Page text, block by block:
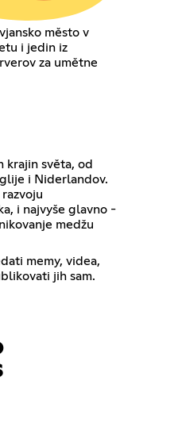
město v
i jedin iz
za umětne
krajin světa, od
i Niderlandov.
i najvyše glavno -
medžu
memy, videa,
jih sam.